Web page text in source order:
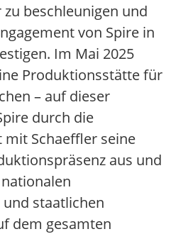
beschleunigen und
von Spire in
Im Mai 2025
Produktionsstätte für
– auf dieser
durch die
Schaeffler seine
aus und
staatlichen
dem gesamten